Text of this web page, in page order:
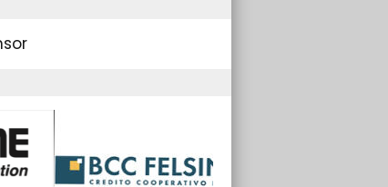
Castelfranco Calcio
Torello Voghiera 32 23